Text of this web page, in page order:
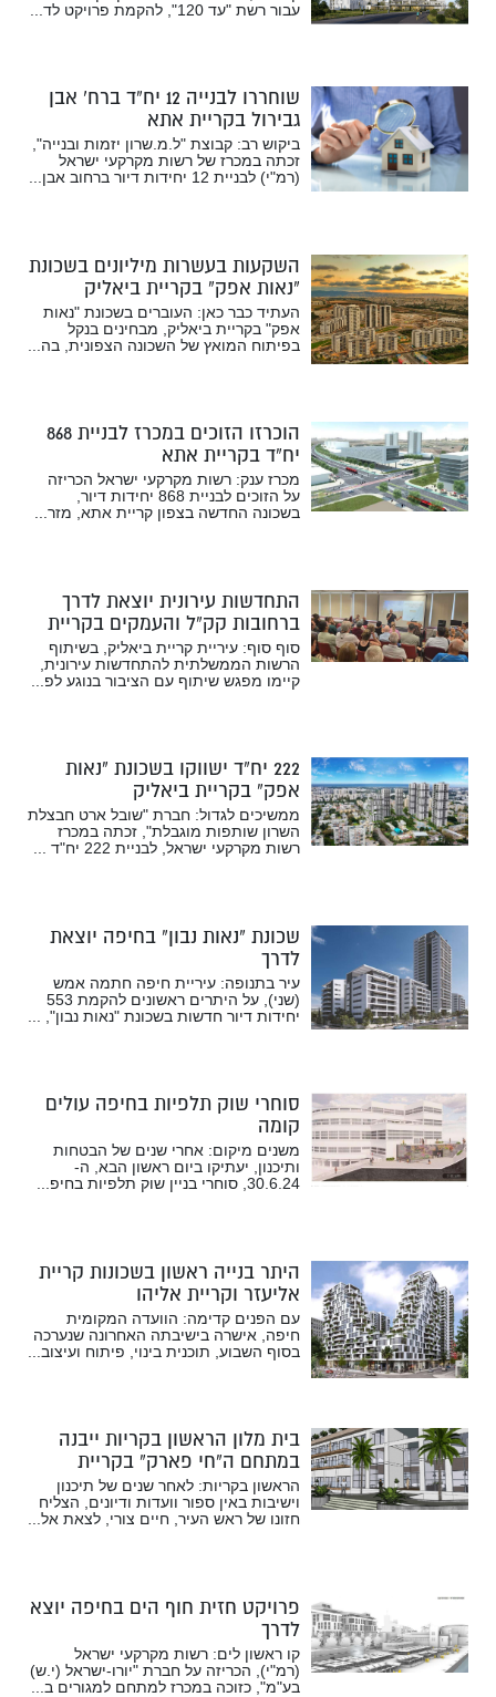
עבור רשת "עד 120", להקמת פרויקט לד...
שוחררו לבנייה 12 יח”ד ברח’ אבן
גבירול בקריית אתא
ביקוש רב: קבוצת "ל.מ.שרון יזמות ובנייה",
זכתה במכרז של רשות מקרקעי ישראל
(רמ"י) לבניית 12 יחידות דיור ברחוב אבן...
השקעות בעשרות מיליונים בשכונת
“נאות אפק” בקריית ביאליק
העתיד כבר כאן: העוברים בשכונת "נאות
אפק" בקריית ביאליק, מבחינים בנקל
בפיתוח המואץ של השכונה הצפונית, בה...
הוכרזו הזוכים במכרז לבניית 868
יח”ד בקריית אתא
מכרז ענק: רשות מקרקעי ישראל הכריזה
על הזוכים לבניית 868 יחידות דיור,
בשכונה החדשה בצפון קריית אתא, מזר...
התחדשות עירונית יוצאת לדרך
ברחובות קק”ל והעמקים בקריית
ביאליק
סוף סוף: עיריית קריית ביאליק, בשיתוף
הרשות הממשלתית להתחדשות עירונית,
קיימו מפגש שיתוף עם הציבור בנוגע לפ...
222 יח”ד ישווקו בשכונת “נאות
אפק” בקריית ביאליק
ממשיכים לגדול: חברת "שובל ארט חבצלת
השרון שותפות מוגבלת", זכתה במכרז
רשות מקרקעי ישראל, לבניית 222 יח"ד ...
שכונת “נאות נבון” בחיפה יוצאת
לדרך
עיר בתנופה: עיריית חיפה חתמה אמש
(שני), על היתרים ראשונים להקמת 553
יחידות דיור חדשות בשכונת "נאות נבון", ...
סוחרי שוק תלפיות בחיפה עולים
קומה
משנים מיקום: אחרי שנים של הבטחות
ותיכנון, יעתיקו ביום ראשון הבא, ה-
30.6.24, סוחרי בניין שוק תלפיות בחיפ...
היתר בנייה ראשון בשכונות קריית
אליעזר וקריית אליהו
עם הפנים קדימה: הוועדה המקומית
חיפה, אישרה בישיבתה האחרונה שנערכה
בסוף השבוע, תוכנית בינוי, פיתוח ועיצוב...
בית מלון הראשון בקריות ייבנה
במתחם ה”חי פארק” בקריית
מוצקין
הראשון בקריות: לאחר שנים של תיכנון
וישיבות באין ספור וועדות ודיונים, הצליח
חזונו של ראש העיר, חיים צורי, לצאת אל...
פרויקט חזית חוף הים בחיפה יוצא
לדרך
קו ראשון לים: רשות מקרקעי ישראל
(רמ"י), הכריזה על חברת "יורו-ישראל (י.ש)
בע"מ", כזוכה במכרז למתחם למגורים ב...